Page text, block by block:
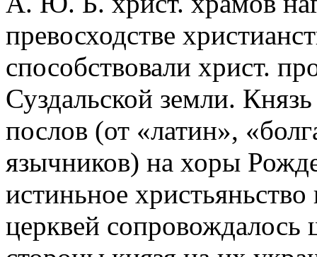
превосходстве
способствовали христ.
Суздальской земли.
послов (от «латин»,
язычников) на хоры
истиньное
церквей